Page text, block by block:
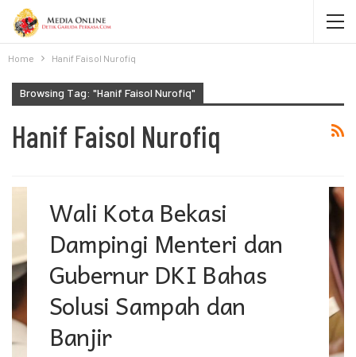
Home Hanif Faisol Nurofiq
Browsing Tag: "Hanif Faisol Nurofiq"
Hanif Faisol Nurofiq
Wali Kota Bekasi
Dampingi Menteri dan
Gubernur DKI Bahas
Solusi Sampah dan
Banjir